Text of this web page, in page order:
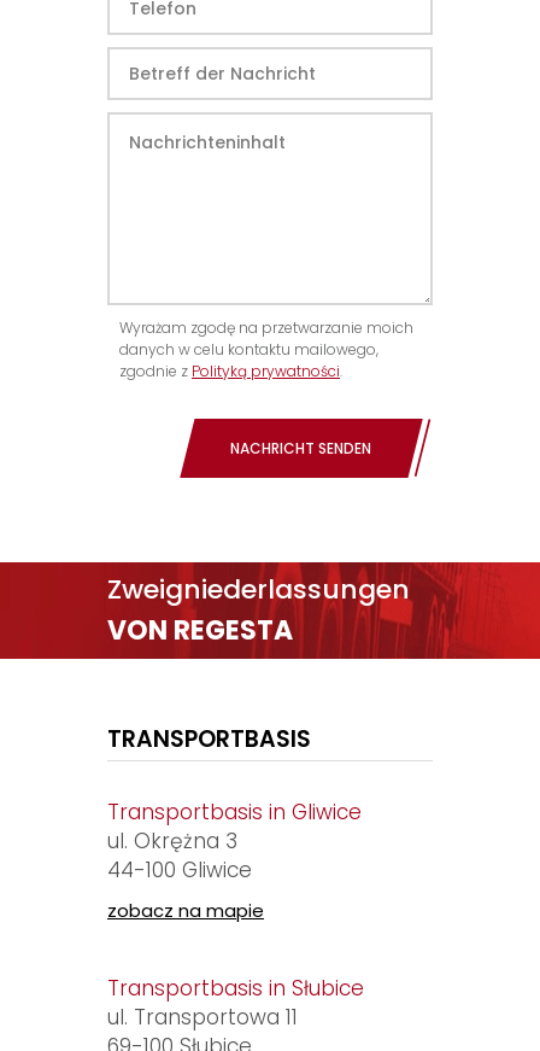
Wyrażam zgodę na przetwarzanie moich
danych w celu kontaktu mailowego,
zgodnie z Polityką prywatności.
NACHRICHT SENDEN
Zweigniederlassungen
VON REGESTA
TRANSPORTBASIS
Transportbasis in Gliwice
ul. Okrężna 3
44-100 Gliwice
zobacz na mapie
Transportbasis in Słubice
ul. Transportowa 11